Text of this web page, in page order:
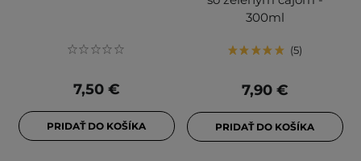
7,50 €
PRIDAŤ DO KOŠÍKA
300ml
5
7,90 €
PRIDAŤ DO KOŠÍKA